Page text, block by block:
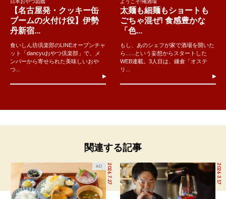
日本おやつ図鑑
【名古屋発・クッキー缶
ブームの火付け役】伊勢
丹新宿...
食いしん坊倶楽部のLINEオープンチャ
ット「dancyuおやつ倶楽部」で、メ
ンバーから寄せられた美味しいおや
つ...
ようこそ!俺酒場
太麺も細麺もショートも
ごちゃ混ぜ! 食感豊かな
「色...
もし、あのシェフが家で酒場を開いた
ら......という妄想からスタートした
WEB連載。3人目は、鎌倉「オステ
リ...
関連する記事
2026.7.27
AD 2026.3.17